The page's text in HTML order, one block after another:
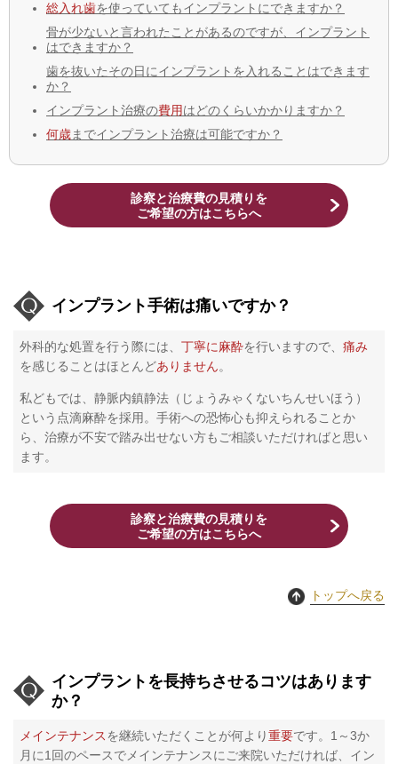
総入れ歯を使っていてもインプラントにできますか？
骨が少ないと言われたことがあるのですが、インプラント
はできますか？
歯を抜いたその日にインプラントを入れることはできます
か？
インプラント治療の費用はどのくらいかかりますか？
何歳までインプラント治療は可能ですか？
診察と治療費の見積りを
​ご希望の方はこちらへ
インプラント手術は痛いですか？
外科的な処置を行う際には、 丁寧に麻酔を行いますので、 痛み
を感じることはほとんどありません。
私どもでは、静脈内鎮静法（じょうみゃくないちんせいほう）
という点滴麻酔を採用。手術への恐怖心も抑えられることか
ら、治療が不安で踏み出せない方もご相談いただければと思い
ます。
診察と治療費の見積りを
​ご希望の方はこちらへ
トップへ戻る
インプラントを長持ちさせるコツはあります
か？
メインテナンスを継続いただくことが何より重要です。1～3か
月に1回のペースでメインテナンスにご来院いただければ、イン